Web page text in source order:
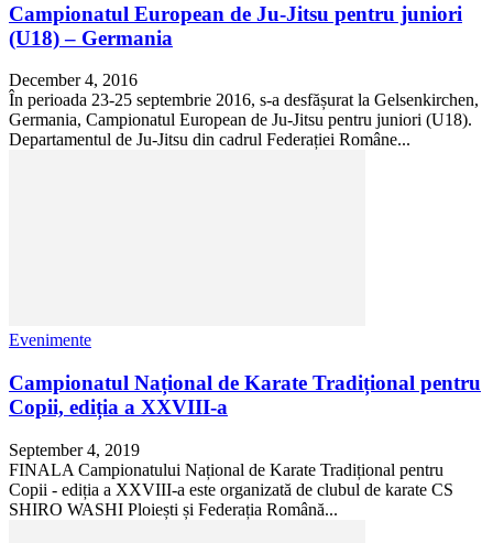
Campionatul European de Ju-Jitsu pentru juniori
(U18) – Germania
December 4, 2016
În perioada 23-25 septembrie 2016, s-a desfășurat la Gelsenkirchen,
Germania, Campionatul European de Ju-Jitsu pentru juniori (U18).
Departamentul de Ju-Jitsu din cadrul Federației Române...
Evenimente
Campionatul Național de Karate Tradițional pentru
Copii, ediția a XXVIII-a
September 4, 2019
FINALA Campionatului Național de Karate Tradițional pentru
Copii - ediția a XXVIII-a este organizată de clubul de karate CS
SHIRO WASHI Ploiești și Federația Română...